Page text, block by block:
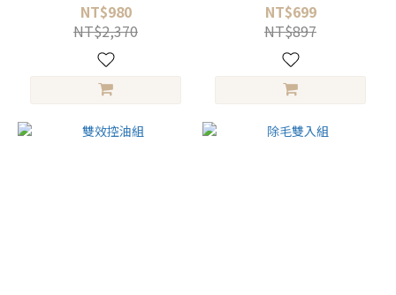
NT$980
NT$2,370
NT$699
NT$897